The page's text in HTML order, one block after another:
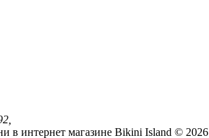
в интернет магазине Bikini Island © 2026